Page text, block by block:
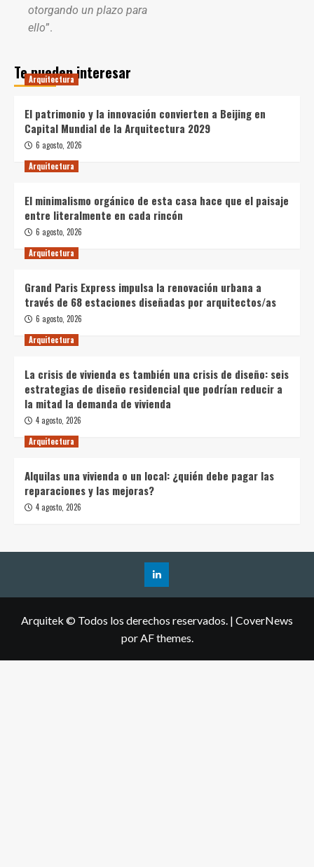
otorgando un plazo para
ello”.
Te pueden interesar
Arquitectura
El patrimonio y la innovación convierten a Beijing en
Capital Mundial de la Arquitectura 2029
6 agosto, 2026
Arquitectura
El minimalismo orgánico de esta casa hace que el paisaje
entre literalmente en cada rincón
6 agosto, 2026
Arquitectura
Grand Paris Express impulsa la renovación urbana a
través de 68 estaciones diseñadas por arquitectos/as
6 agosto, 2026
Arquitectura
La crisis de vivienda es también una crisis de diseño: seis
estrategias de diseño residencial que podrían reducir a
la mitad la demanda de vivienda
4 agosto, 2026
Arquitectura
Alquilas una vivienda o un local: ¿quién debe pagar las
reparaciones y las mejoras?
4 agosto, 2026
Arquitek © Todos los derechos reservados. | CoverNews
por AF themes.